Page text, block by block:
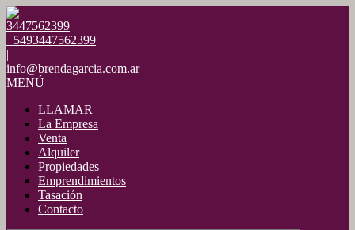
3447562399
+5493447562399
|
info@brendagarcia.com.ar
MENÚ
LLAMAR
La Empresa
Venta
Alquiler
Propiedades
Emprendimientos
Tasación
Contacto